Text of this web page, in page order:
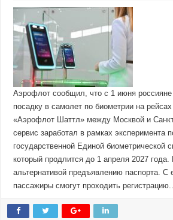
Аэрофлот сообщил, что с 1 июня россияне
посадку в самолет по биометрии на
«Аэрофлот Шаттл» между Москвой и
сервис заработал в рамках эксперимента
государственной Единой биометрической
который продлится до 1 апреля 2027 года.
альтернативой предъявлению паспорта.
пассажиры смогут проходить